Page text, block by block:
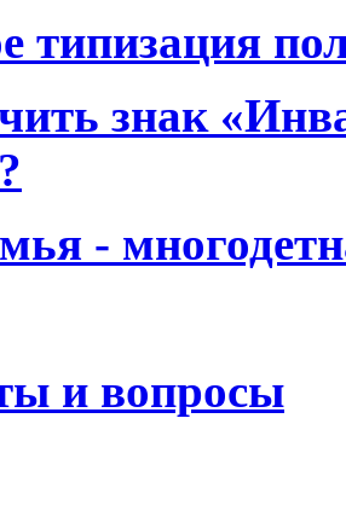
типизация
знак
-
и вопросы